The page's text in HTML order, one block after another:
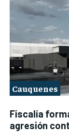
Cauquenes
Fiscalía
agresión